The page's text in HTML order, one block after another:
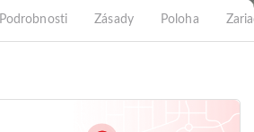
Podrobnosti Zásady Poloha